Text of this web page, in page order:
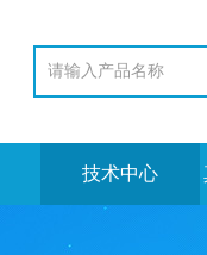
技术中心